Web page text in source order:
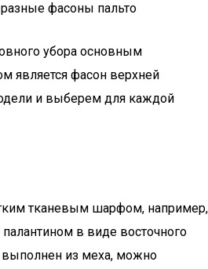
фасоны пальто
убора основным
является фасон верхней
и выберем для каждой
тканевым шарфом, например,
в виде восточного
выполнен из меха, можно